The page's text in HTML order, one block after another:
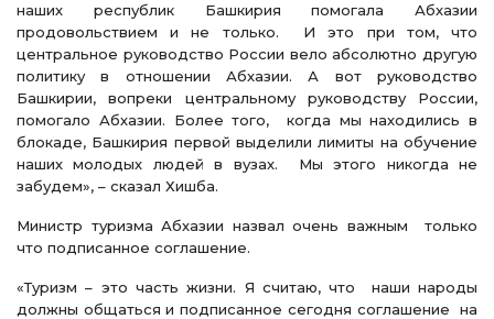
наших республик Башкирия помогала Абхазии
продовольствием и не только. И это при том, что
центральное руководство России вело абсолютно другую
политику в отношении Абхазии. А вот руководство
Башкирии, вопреки центральному руководству России,
помогало Абхазии. Более того, когда мы находились в
блокаде, Башкирия первой выделили лимиты на обучение
наших молодых людей в вузах. Мы этого никогда не
забудем», – сказал Хишба.
Министр туризма Абхазии назвал очень важным только
что подписанное соглашение.
«Туризм – это часть жизни. Я считаю, что наши народы
должны общаться и подписанное сегодня соглашение на